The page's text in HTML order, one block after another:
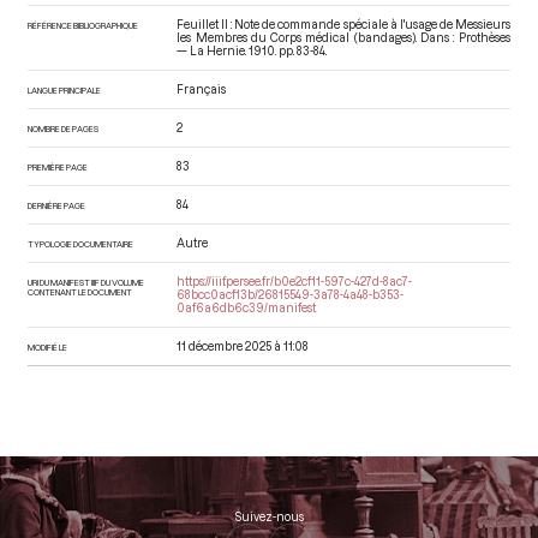
RÉFÉRENCE BIBLIOGRAPHIQUE
Feuillet II : Note de commande spéciale à l'usage de Messieurs
les Membres du Corps médical (bandages). Dans : Prothèses
— La Hernie . 1910. pp. 83-84.
LANGUE PRINCIPALE Français
NOMBRE DE PAGES 2
PREMIÈRE PAGE 83
DERNIÈRE PAGE 84
TYPOLOGIE DOCUMENTAIRE Autre
URI DU MANIFEST IIIF DU VOLUME
CONTENANT LE DOCUMENT
https://iiif.persee.fr/b0e2cf11-597c-427d-8ac7-
68bcc0acf13b/26815549-3a78-4a48-b353-
0af6a6db6c39/manifest
MODIFIÉ LE 11 décembre 2025 à 11:08
Suivez-nous